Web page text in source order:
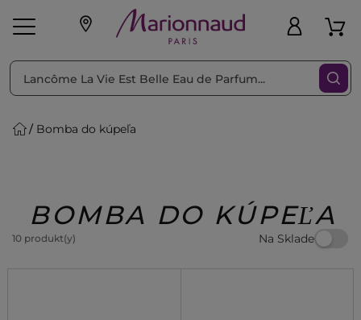
pleť Líčenie
Beauty
Bomba do kúpeľa
BOMBA DO KÚPEĽA
10 produkt(y) Na Sklade
Triediť podľa Filtrovať